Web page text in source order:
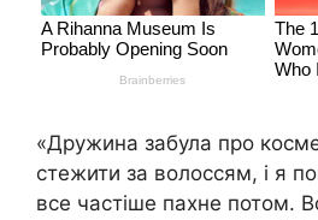
«Дружина забула про
стежити за волоссям, і я
все частіше пахне потом.